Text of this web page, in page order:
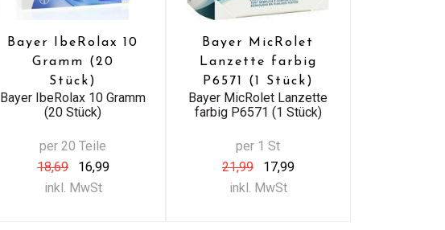
Bayer IbeRolax 10
Gramm (20
Stück)
Bayer IbeRolax 10 Gramm
(20 Stück)
per 20 Teile
18,69
16,99
inkl. MwSt
Bayer MicRolet
Lanzette farbig
P6571 (1 Stück)
Bayer MicRolet Lanzette
farbig P6571 (1 Stück)
per 1 St
21,99
17,99
inkl. MwSt